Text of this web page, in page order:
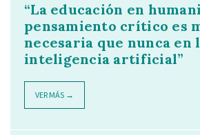
“La educación en
pensamiento crítico es
necesaria que nunca en
inteligencia artificial”
VER MÁS →